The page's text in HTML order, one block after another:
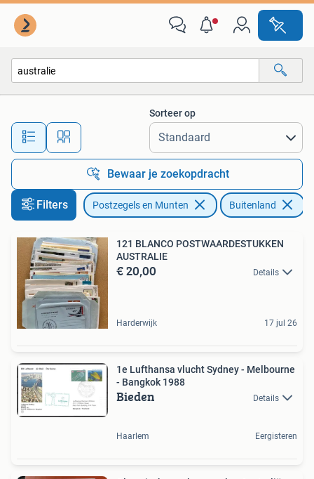
Alle afstanden…
Sorteer op
Bewaar je zoekopdracht
Filters Postzegels en Munten Buitenland
121 BLANCO POSTWAARDESTUKKEN
AUSTRALIE
€ 20,00 Details
Harderwijk 17 jul 26
1e Lufthansa vlucht Sydney - Melbourne
- Bangkok 1988
Bieden Details
Haarlem Eergisteren